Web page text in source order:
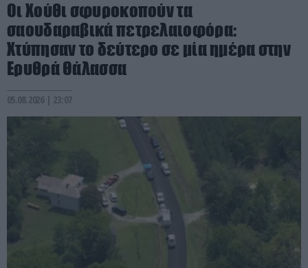
Οι Χούθι σφυροκοπούν τα
σαουδαραβικά πετρελαιοφόρα:
Χτύπησαν το δεύτερο σε μία ημέρα στην
Ερυθρά Θάλασσα
05.08.2026 | 23:07